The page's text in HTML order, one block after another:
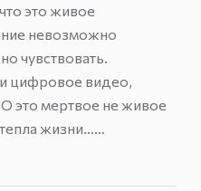
это живое
невозможно
чувствовать.
цифровое видео,
это мертвое не живое
жизни……